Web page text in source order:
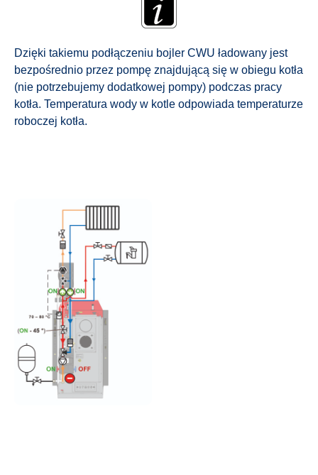
Dzięki takiemu podłączeniu bojler CWU ładowany jest
bezpośrednio przez pompę znajdującą się w obiegu kotła
(nie potrzebujemy dodatkowej pompy) podczas pracy
kotła. Temperatura wody w kotle odpowiada temperaturze
roboczej kotła.